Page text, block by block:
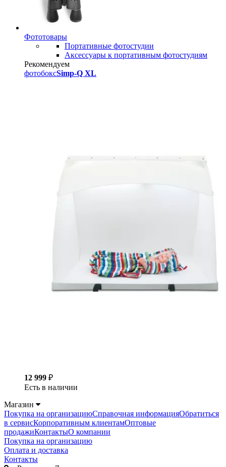
Фототовары
Портативные фотостудии
Аксессуары к портативным фотостудиям
Рекомендуем
фотобоксSimp-Q XL
12 999 ₽
Есть в наличии
Магазин
Покупка на организациюСправочная информацияОбратиться
в сервисКорпоративным клиентамОптовые
продажиКонтактыО компании
Покупка на организацию
Оплата и доставка
Контакты